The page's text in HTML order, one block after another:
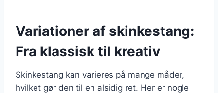
Variationer af skinkestang:
Fra klassisk til kreativ
Skinkestang kan varieres på mange måder,
hvilket gør den til en alsidig ret. Her er nogle